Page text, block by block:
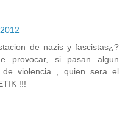
de nazis y fascistas¿?
provocar, si pasan algun
violencia , quien sera el
!!!